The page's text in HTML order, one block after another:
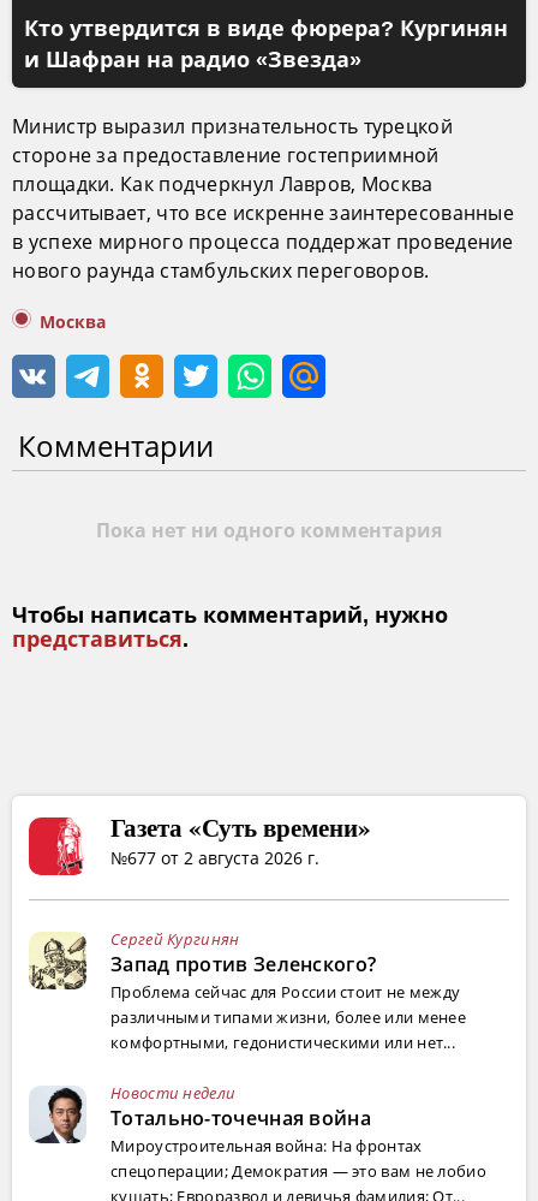
Кто утвердится в виде фюрера? Кургинян
и Шафран на радио «Звезда»
Министр выразил признательность турецкой
стороне за предоставление гостеприимной
площадки. Как подчеркнул Лавров, Москва
рассчитывает, что все искренне заинтересованные
в успехе мирного процесса поддержат проведение
нового раунда стамбульских переговоров.
Москва
Комментарии
Пока нет ни одного комментария
Чтобы написать комментарий, нужно
представиться.
Газета «Суть времени»
№677 от 2 августа 2026 г.
Сергей Кургинян
Запад против Зеленского?
Проблема сейчас для России стоит не между
различными типами жизни, более или менее
комфортными, гедонистическими или нет...
Новости недели
Тотально-точечная война
Мироустроительная война: На фронтах
спецоперации; Демократия — это вам не лобио
кушать; Евроразвод и девичья фамилия; От...